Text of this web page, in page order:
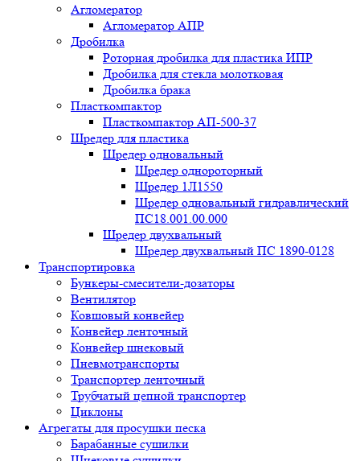
Агломератор
Агломератор АПР
Дробилка
Роторная дробилка для пластика ИПР
Дробилка для стекла молотковая
Дробилка брака
Пласткомпактор
Пласткомпактор АП-500-37
Шредер для пластика
Шредер одновальный
Шредер однороторный
Шредер 1Л1550
Шредер одновальный гидравлический
ПС18.001.00.000
Шредер двухвальный
Шредер двухвальный ПС 1890-0128
Транспортировка
Бункеры-смесители-дозаторы
Вентилятор
Ковшовый конвейер
Конвейер ленточный
Конвейер шнековый
Пневмотранспорты
Транспортер ленточный
Трубчатый цепной транспортер
Циклоны
Агрегаты для просушки песка
Барабанные сушилки